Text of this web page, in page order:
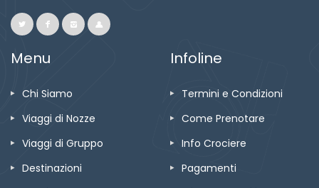
Menu
Chi Siamo
Viaggi di Nozze
Viaggi di Gruppo
Destinazioni
Infoline
Termini e Condizioni
Come Prenotare
Info Crociere
Pagamenti